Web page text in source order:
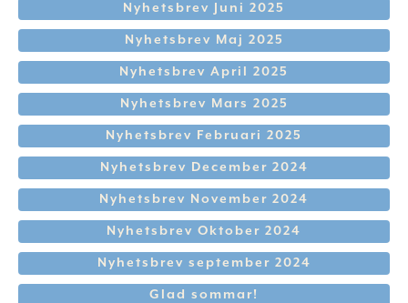
Nyhetsbrev Juni 2025
Nyhetsbrev Maj 2025
Nyhetsbrev April 2025
Nyhetsbrev Mars 2025
Nyhetsbrev Februari 2025
Nyhetsbrev December 2024
Nyhetsbrev November 2024
Nyhetsbrev Oktober 2024
Nyhetsbrev september 2024
Glad sommar!